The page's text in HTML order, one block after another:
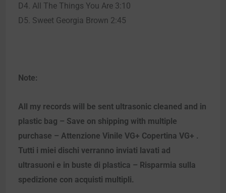
D4. All The Things You Are 3:10
D5. Sweet Georgia Brown 2:45
Note:
All my records will be sent ultrasonic cleaned and in
plastic bag – Save on shipping with multiple
purchase – Attenzione Vinile VG+ Copertina VG+ .
Tutti i miei dischi verranno inviati lavati ad
ultrasuoni e in buste di plastica – Risparmia sulla
spedizione con acquisti multipli.